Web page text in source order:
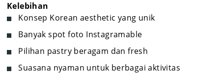
Kelebihan
Konsep Korean aesthetic yang unik
Banyak spot foto Instagramable
Pilihan pastry beragam dan fresh
Suasana nyaman untuk berbagai aktivitas